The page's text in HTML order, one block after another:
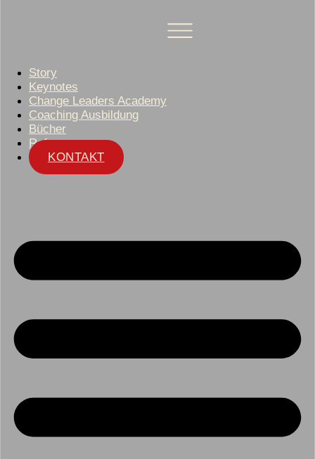
Story
Keynotes
Change Leaders Academy
Coaching Ausbildung
Bücher
Referenzen
KONTAKT